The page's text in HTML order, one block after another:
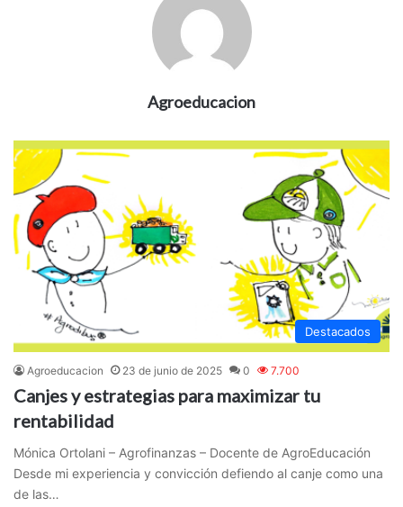
Agroeducacion
Destacados
Agroeducacion 23 de junio de 2025 0 7.700
Canjes y estrategias para maximizar tu
rentabilidad
Mónica Ortolani – Agrofinanzas – Docente de AgroEducación
Desde mi experiencia y convicción defiendo al canje como una
de las…